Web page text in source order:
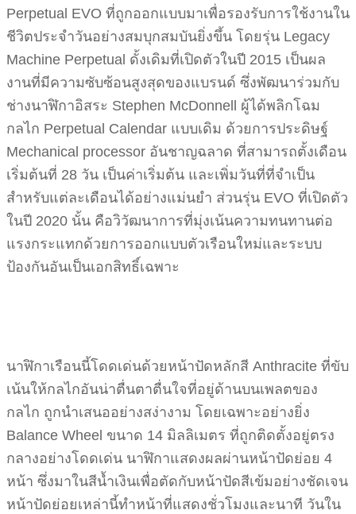
Perpetual EVO ที่ถูกออกแบบมาเพื่อรองรับการใช้งานใน
ชีวิตประจำวันอย่างสมบุกสมบันยิ่งขึ้น โดยรุ่น Legacy
Machine Perpetual ดั้งเดิมที่เปิดตัวในปี 2015 เป็นผล
งานที่มีความซับซ้อนสูงสุดของแบรนด์ ซึ่งพัฒนาร่วมกับ
ช่างนาฬิกาอิสระ Stephen McDonnell ผู้ได้พลิกโฉม
กลไก Perpetual Calendar แบบเดิม ด้วยการประดิษฐ์
Mechanical processor อันชาญฉลาด ที่สามารถตั้งเดือน
เริ่มต้นที่ 28 วัน เป็นค่าเริ่มต้น และเพิ่มวันที่ที่จำเป็น
สำหรับแต่ละเดือนได้อย่างแม่นยำ ส่วนรุ่น EVO ที่เปิดตัว
ในปี 2020 นั้น คือวิวัฒนาการที่มุ่งเน้นความทนทานต่อ
แรงกระแทกด้วยการออกแบบตัวเรือนใหม่และระบบ
ป้องกันอันเป็นเอกสิทธิ์เฉพาะ
นาฬิกาเรือนนี้โดดเด่นด้วยหน้าปัดหลักสี Anthracite ที่ขับ
เน้นให้กลไกอันน่าตื่นตาตื่นใจที่อยู่ด้านบนเพลตของ
กลไก ถูกนำเสนออย่างสง่างาม โดยเฉพาะอย่างยิ่ง
Balance Wheel ขนาด 14 มิลลิเมตร ที่ถูกติดตั้งอยู่ตรง
กลางอย่างโดดเด่น นาฬิกาแสดงผลผ่านหน้าปัดย่อย 4
หน้า ซึ่งมาในสีน้ำเงินเพื่อตัดกับหน้าปัดสีเข้มอย่างชัดเจน
หน้าปัดย่อยเหล่านี้ทำหน้าที่แสดงชั่วโมงและนาที วันใน